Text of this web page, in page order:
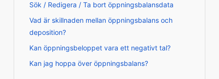
Sök / Redigera / Ta bort öppningsbalansdata
Vad är skillnaden mellan öppningsbalans och
deposition?
Kan öppningsbeloppet vara ett negativt tal?
Kan jag hoppa över öppningsbalans?